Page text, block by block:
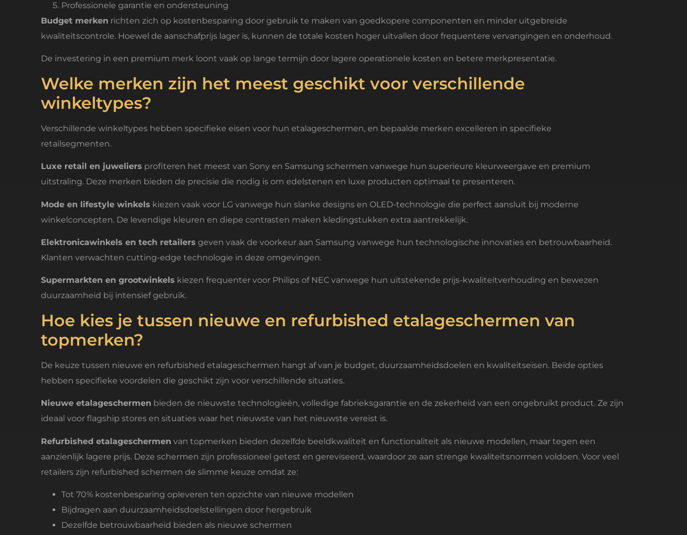
Professionele garantie en ondersteuning
Budget merken richten zich op kostenbesparing door gebruik te maken van goedkopere componenten en minder uitgebreide
kwaliteitscontrole. Hoewel de aanschafprijs lager is, kunnen de totale kosten hoger uitvallen door frequentere vervangingen en onderhoud.
De investering in een premium merk loont vaak op lange termijn door lagere operationele kosten en betere merkpresentatie.
Welke merken zijn het meest geschikt voor verschillende
winkeltypes?
Verschillende winkeltypes hebben specifieke eisen voor hun etalageschermen, en bepaalde merken excelleren in specifieke
retailsegmenten.
Luxe retail en juweliers profiteren het meest van Sony en Samsung schermen vanwege hun superieure kleurweergave en premium
uitstraling. Deze merken bieden de precisie die nodig is om edelstenen en luxe producten optimaal te presenteren.
Mode en lifestyle winkels kiezen vaak voor LG vanwege hun slanke designs en OLED-technologie die perfect aansluit bij moderne
winkelconcepten. De levendige kleuren en diepe contrasten maken kledingstukken extra aantrekkelijk.
Elektronicawinkels en tech retailers geven vaak de voorkeur aan Samsung vanwege hun technologische innovaties en betrouwbaarheid.
Klanten verwachten cutting-edge technologie in deze omgevingen.
Supermarkten en grootwinkels kiezen frequenter voor Philips of NEC vanwege hun uitstekende prijs-kwaliteitverhouding en bewezen
duurzaamheid bij intensief gebruik.
Hoe kies je tussen nieuwe en refurbished etalageschermen van
topmerken?
De keuze tussen nieuwe en refurbished etalageschermen hangt af van je budget, duurzaamheidsdoelen en kwaliteitseisen. Beide opties
hebben specifieke voordelen die geschikt zijn voor verschillende situaties.
Nieuwe etalageschermen bieden de nieuwste technologieën, volledige fabrieksgarantie en de zekerheid van een ongebruikt product. Ze zijn
ideaal voor flagship stores en situaties waar het nieuwste van het nieuwste vereist is.
Refurbished etalageschermen van topmerken bieden dezelfde beeldkwaliteit en functionaliteit als nieuwe modellen, maar tegen een
aanzienlijk lagere prijs. Deze schermen zijn professioneel getest en gereviseerd, waardoor ze aan strenge kwaliteitsnormen voldoen. Voor veel
retailers zijn refurbished schermen de slimme keuze omdat ze:
Tot 70% kostenbesparing opleveren ten opzichte van nieuwe modellen
Bijdragen aan duurzaamheidsdoelstellingen door hergebruik
Dezelfde betrouwbaarheid bieden als nieuwe schermen